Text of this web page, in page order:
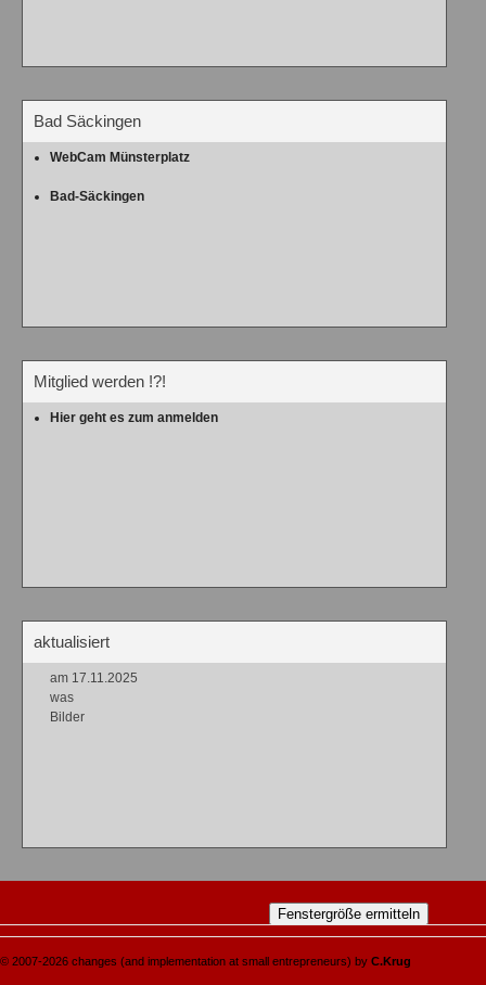
Bad Säckingen
WebCam Münsterplatz
Bad-Säckingen
Mitglied werden !?!
Hier geht es zum anmelden
aktualisiert
am 17.11.2025
was
Bilder
© 2007-2026 changes (and implementation at small entrepreneurs) by C.Krug